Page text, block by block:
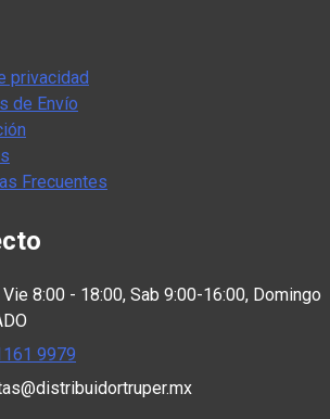
privacidad
de Envío
Frecuentes
Vie 8:00 - 18:00, Sab 9:00-16:00, Domingo
9979